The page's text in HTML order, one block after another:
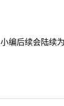
编后续会陆续